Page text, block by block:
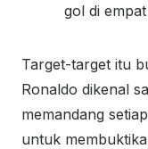
gol di
Target-target itu
Ronaldo dikenal
memandang
untuk